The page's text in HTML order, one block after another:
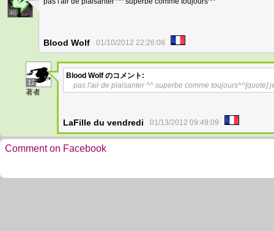
46
Blood Wolf 01/10/2012 22:26:08
17
著者
Blood Wolf のコメント:
pas l'air de plaisanter ^^ superbe comme toujours^^[quote]
LaFille du vendredi 01/13/2012 09:49:09
Comment on Facebook